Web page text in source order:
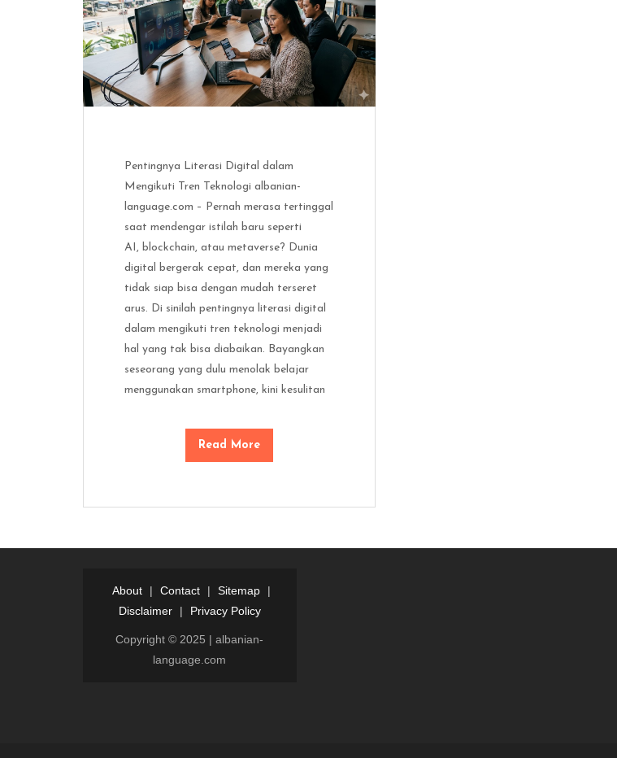
Pentingnya Literasi Digital dalam
Mengikuti Tren Teknologi albanian-
language.com – Pernah merasa tertinggal
saat mendengar istilah baru seperti
AI, blockchain, atau metaverse? Dunia
digital bergerak cepat, dan mereka yang
tidak siap bisa dengan mudah terseret
arus. Di sinilah pentingnya literasi digital
dalam mengikuti tren teknologi menjadi
hal yang tak bisa diabaikan. Bayangkan
seseorang yang dulu menolak belajar
menggunakan smartphone, kini kesulitan
Read More
About | Contact | Sitemap
|
Disclaimer
| Privacy Policy
Copyright © 2025 | albanian-
language.com